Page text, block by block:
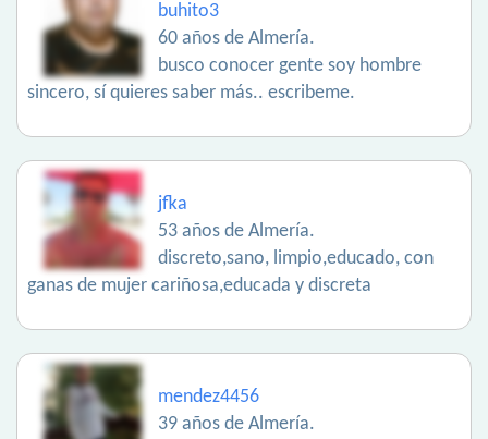
buhito3
60 años de Almería.
busco conocer gente soy hombre
sincero, sí quieres saber más.. escribeme.
jfka
53 años de Almería.
discreto,sano, limpio,educado, con
ganas de mujer cariñosa,educada y discreta
mendez4456
39 años de Almería.